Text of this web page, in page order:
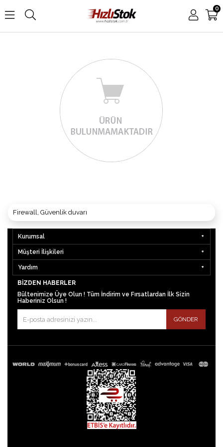
0
Firewall, Güvenlik duvarı
Kurumsal
Müşteri İlişkileri
Yardım
BIZDEN HABERLER
Bültenimize Üye Olun ! Tüm İndirim ve Fırsatlardan İlk Sizin
Haberiniz Olsun !
GÖNDER